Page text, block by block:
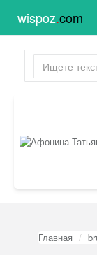
wispoz.com
Главная